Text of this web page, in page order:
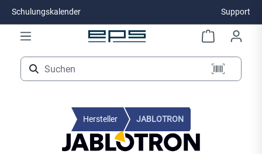
Zum Hauptinhalt springen
Schulungskalender Support
Hersteller JABLOTRON